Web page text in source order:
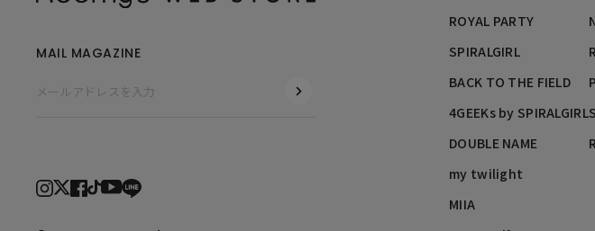
ROYAL PARTY
SPIRALGIRL
BACK TO THE FIELD
4GEEKs by SPIRALGIRL
DOUBLE NAME
my twilight
MIIA
MAIL MAGAZINE